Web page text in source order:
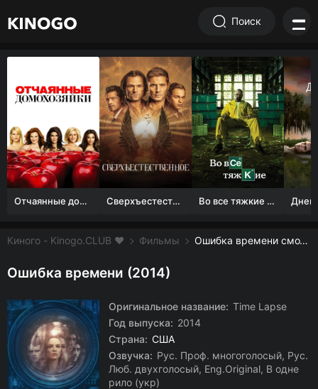
Поиск
Отчаянные домохозяйки (1 сезон) Сверхъестественное Во все тяжкие 1-5 сезон
Киного - Kinogo.CLUB ❤️ Фильмы Ошибка времени смотреть онлайн бесплатно
Ошибка времени (2014)
Оригинальное название: Time Lapse
Год выпуска: 2014
Страна: США
Озвучка: Рус. Проф. многоголосый, Рус.
Люб. двухголосый, Eng.Original, В одне
рило (укр)